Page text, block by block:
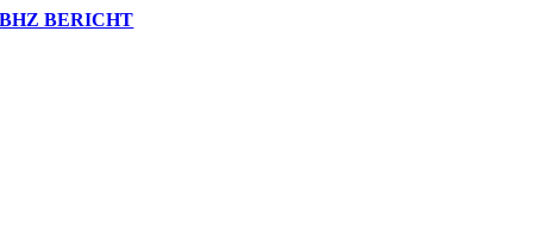
BHZ BERICHT